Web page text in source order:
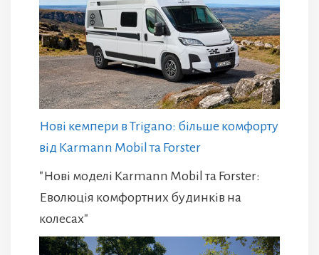
Нові кемпери в Trigano: більше комфорту
від Karmann Mobil та Forster
"Нові моделі Karmann Mobil та Forster:
Еволюція комфортних будинків на
колесах"